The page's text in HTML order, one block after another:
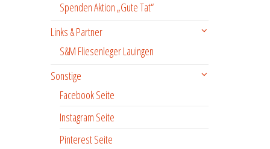
Spenden Aktion „Gute Tat“
Links & Partner
S&M Fliesenleger Lauingen
Sonstige
Facebook Seite
Instagram Seite
Pinterest Seite